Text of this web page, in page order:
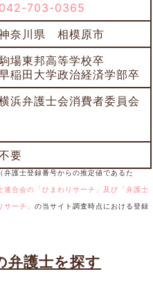
042-703-0365
奈川県 相模原市
場東邦高等学校卒
稲田大学政治経済学部卒
浜弁護士会消費者委員会
要
護士登録番号からの推定値であるた
連合会の「ひまわりサーチ」及び「弁護士
サーチ」 の当サイト調査時点における登録
弁護士を探す